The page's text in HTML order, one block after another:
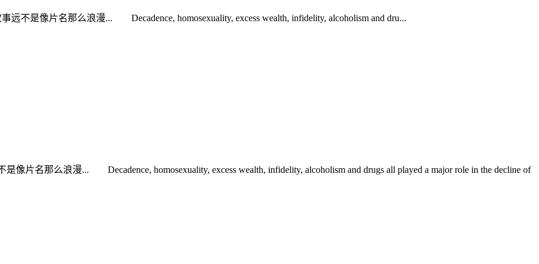
不是像片名那么浪漫... Decadence, homosexuality, excess wealth, infidelity, alcoholism and dru...
片名那么浪漫... Decadence, homosexuality, excess wealth, infidelity, alcoholism and drugs all played a major role in the decline of